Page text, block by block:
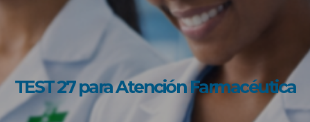
TEST 27 para Atención Farmacéutica